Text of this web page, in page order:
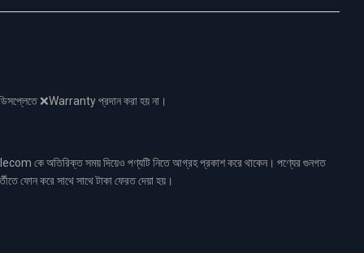
❌Warranty প্রদান করা হয় না।
কে অতিরিক্ত সময় দিয়েও পণ্যটি নিতে আগ্রহ প্রকাশ করে থাকেন। পণ্যের গুনগত
ফোন করে সাথে সাথে টাকা ফেরত দেয়া হয়।